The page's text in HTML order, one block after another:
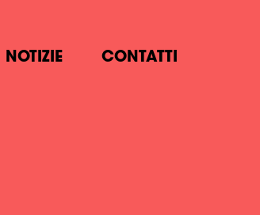
NOTIZIE CONTATTI